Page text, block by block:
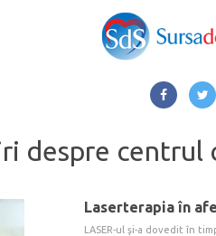
despre centrul
Laserterapia în
LASER-ul şi-a dovedit în